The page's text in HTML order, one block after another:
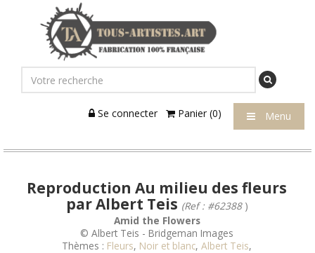
Se connecter Panier (0) Menu
Reproduction Au milieu des fleurs
par Albert Teis (Ref : #62388)
Amid the Flowers
© Albert Teis - Bridgeman Images
Thèmes : Fleurs, Noir et blanc, Albert Teis,